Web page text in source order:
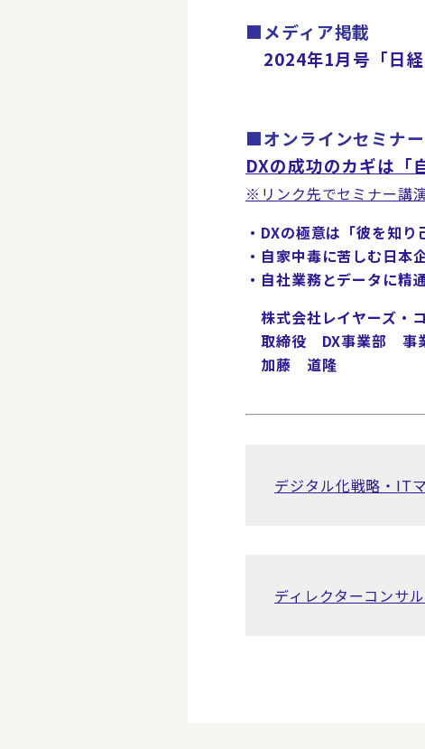
■メディア掲載
2024年1月号「日
■オンラインセミナ
DXの成功のカギは「
※リンク先でセミナー講
・DXの極意は「彼を知
・自家中毒に苦しむ日
・自社業務とデータに精
株式会社レイヤーズ・
取締役 DX事業部 事
加藤 道隆
デジタル化戦略・IT
ディレクターコンサ